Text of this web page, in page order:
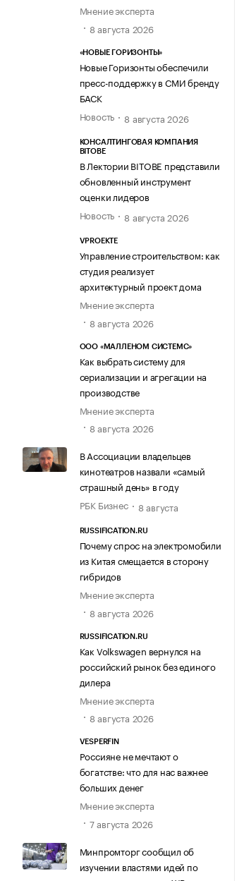
Мнение эксперта
8 августа 2026
«НОВЫЕ ГОРИЗОНТЫ»
Новые Горизонты обеспечили
пресс-поддержку в СМИ бренду
БАСК
Новость
8 августа 2026
КОНСАЛТИНГОВАЯ КОМПАНИЯ
BITOBE
В Лектории BITOBE представили
обновленный инструмент
оценки лидеров
Новость
8 августа 2026
VPROEKTE
Управление строительством: как
студия реализует
архитектурный проект дома
Мнение эксперта
8 августа 2026
ООО «МАЛЛЕНОМ СИСТЕМС»
Как выбрать систему для
сериализации и агрегации на
производстве
Мнение эксперта
8 августа 2026
В Ассоциации владельцев
кинотеатров назвали «самый
страшный день» в году
РБК Бизнес
8 августа
RUSSIFICATION.RU
Почему спрос на электромобили
из Китая смещается в сторону
гибридов
Мнение эксперта
8 августа 2026
RUSSIFICATION.RU
Как Volkswagen вернулся на
российский рынок без единого
дилера
Мнение эксперта
8 августа 2026
VESPERFIN
Россияне не мечтают о
богатстве: что для нас важнее
больших денег
Мнение эксперта
7 августа 2026
Минпромторг сообщил об
изучении властями идей по